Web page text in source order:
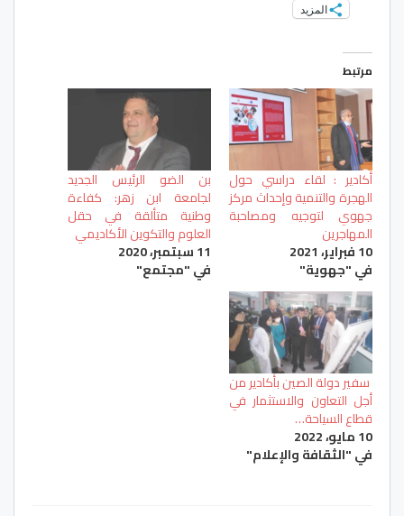
المزيد
مرتبط
أكادير : لقاء دراسي حول
الهجرة والتنمية وإحداث مركز
جهوي لتوجيه ومصاحبة
المهاجرين
10 فبراير، 2021
في "جهوية"
بن الضو الرئيس الجديد
لجامعة ابن زهر: كفاءة
وطنية متألقة في حقل
العلوم والتكوين الأكاديمي
11 سبتمبر، 2020
في "مجتمع"
سفير دولة الصين بأكادير من
أجل التعاون والاستثمار في
قطاع السياحة…
10 مايو، 2022
في "الثقافة والإعلام"